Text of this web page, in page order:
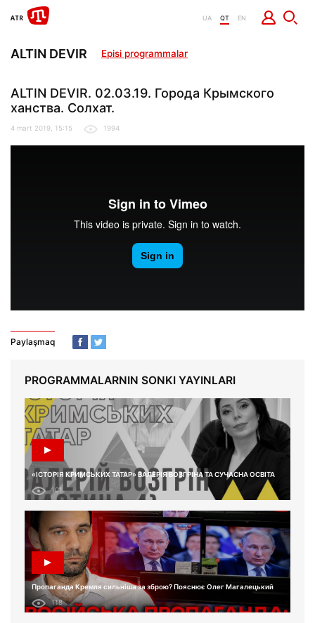
UA QT EN
ALTIN DEVIR Episi programmalar
ALTIN DEVIR. 02.03.19. Города Крымского
ханства. Солхат.
4 mart 2019, 15:15 1994
Paylaşmaq
PROGRAMMALARNIN SONKI YAYINLARI
«ІСТОРІЯ КРИМСЬКИХ ТАТАР» ВАЛЕРІЯ ВОЗГРІНА ТА СУЧАСНА ОСВІТА
101
Пропаганда Кремля сильніша за зброю? Пояснює Олег Магалецький
118